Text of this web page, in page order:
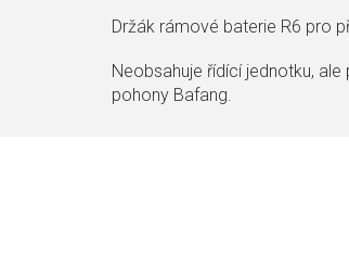
Držák rámové baterie R6 pro
Neobsahuje řídící jednotku,
pohony Bafang.